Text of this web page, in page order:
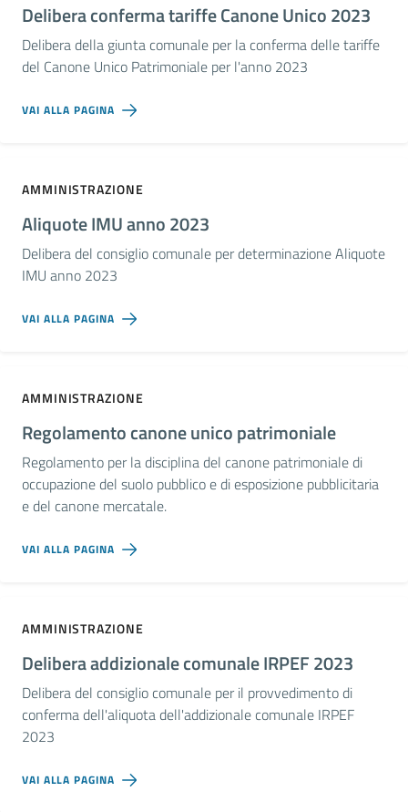
Delibera conferma tariffe Canone Unico 2023
Delibera della giunta comunale per la conferma delle tariffe
del Canone Unico Patrimoniale per l'anno 2023
VAI ALLA PAGINA
AMMINISTRAZIONE
Aliquote IMU anno 2023
Delibera del consiglio comunale per determinazione Aliquote
IMU anno 2023
VAI ALLA PAGINA
AMMINISTRAZIONE
Regolamento canone unico patrimoniale
Regolamento per la disciplina del canone patrimoniale di
occupazione del suolo pubblico e di esposizione pubblicitaria
e del canone mercatale.
VAI ALLA PAGINA
AMMINISTRAZIONE
Delibera addizionale comunale IRPEF 2023
Delibera del consiglio comunale per il provvedimento di
conferma dell'aliquota dell'addizionale comunale IRPEF
2023
VAI ALLA PAGINA